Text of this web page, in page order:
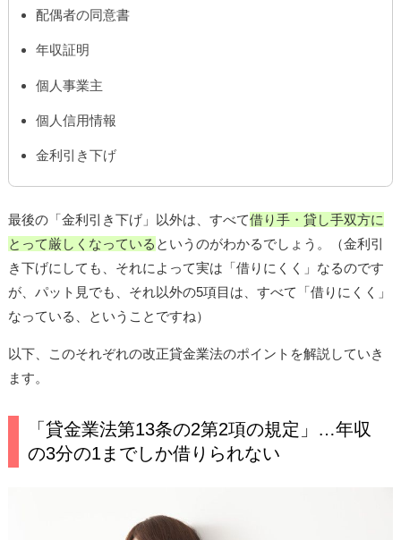
配偶者の同意書
年収証明
個人事業主
個人信用情報
金利引き下げ
最後の「金利引き下げ」以外は、すべて借り手・貸し手双方に
とって厳しくなっている というのがわかるでしょう。（金利引
き下げにしても、それによって実は「借りにくく」なるのです
が、パット見でも、それ以外の5項目は、すべて「借りにくく」
なっている、ということですね）
以下、このそれぞれの改正貸金業法のポイントを解説していき
ます。
「貸金業法第13条の2第2項の規定」…年収
の3分の1までしか借りられない